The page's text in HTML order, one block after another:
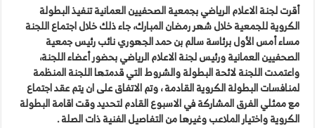
أقرت لجنة الاعلام الرياضي بجمعية الصحفيين العمانية تنفيذ البطولة
الكروية للجمعية خلال شهر رمضان المبارك، جاء ذلك خلال اجتماع اللجنة
مساء أمس الأول برئاسة سالم بن حمد الجهوري نائب رئيس جمعية
الصحفيين العمانية ورئيس لجنة الاعلام الرياضي بحضور أعضاء اللجنة،
واعتمدت اللجنة لائحة البطولة والشروط التي قدمتها اللجنة المنظمة
لمنافسات البطولة الكروية القادمة ، وتم الاتفاق على ان يتم عقد اجتماع
مع ممثلي الفرق المشاركة في الاسبوع القادم لتحديد وقت اقامة البطولة
الكروية واختيار الملاعب وغيرها من التفاصيل الفنية ذات الصلة .